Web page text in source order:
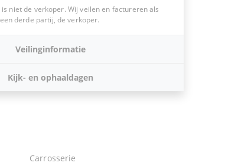
niet de verkoper. Wij veilen en factureren als
derde partij, de verkoper.
Veilinginformatie
Kijk- en ophaaldagen
Carrosserie